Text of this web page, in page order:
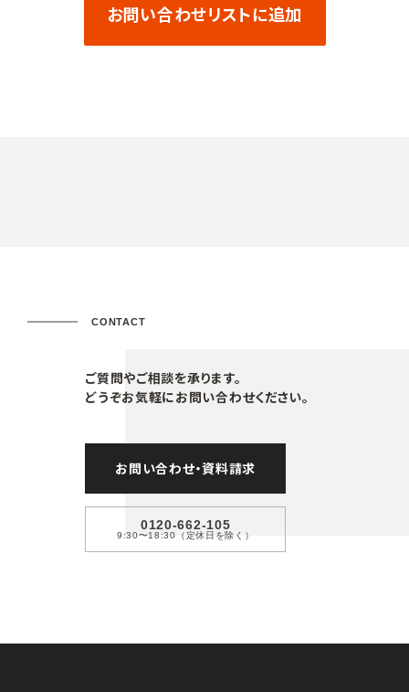
お問い合わせリストに追加
CONTACT
ご質問やご相談を承ります。
どうぞお気軽にお問い合わせください。
お問い合わせ・資料請求
0120-662-105
9:30〜18:30（定休日を除く）